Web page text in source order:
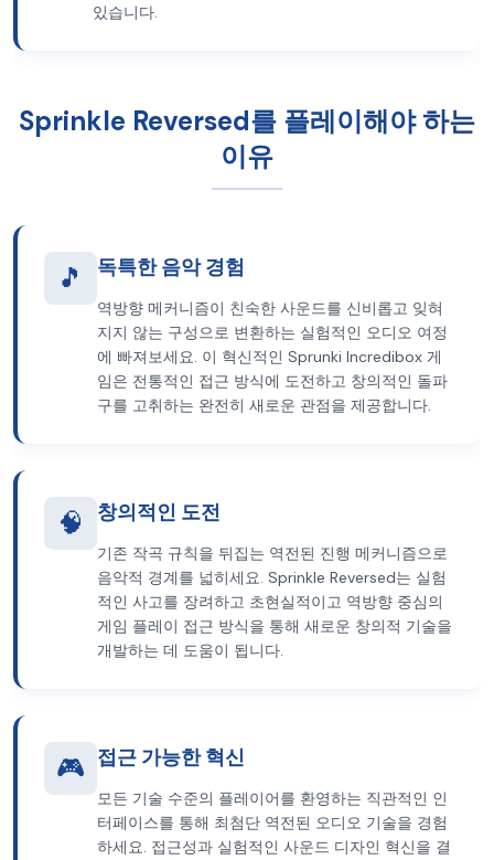
있습니다.
Sprinkle Reversed를 플레이해야 하는
이유
🎵 독특한 음악 경험
역방향 메커니즘이 친숙한 사운드를 신비롭고 잊혀
지지 않는 구성으로 변환하는 실험적인 오디오 여정
에 빠져보세요. 이 혁신적인 Sprunki Incredibox 게
임은 전통적인 접근 방식에 도전하고 창의적인 돌파
구를 고취하는 완전히 새로운 관점을 제공합니다.
🧠 창의적인 도전
기존 작곡 규칙을 뒤집는 역전된 진행 메커니즘으로
음악적 경계를 넓히세요. Sprinkle Reversed는 실험
적인 사고를 장려하고 초현실적이고 역방향 중심의
게임 플레이 접근 방식을 통해 새로운 창의적 기술을
개발하는 데 도움이 됩니다.
🎮 접근 가능한 혁신
모든 기술 수준의 플레이어를 환영하는 직관적인 인
터페이스를 통해 최첨단 역전된 오디오 기술을 경험
하세요. 접근성과 실험적인 사운드 디자인 혁신을 결